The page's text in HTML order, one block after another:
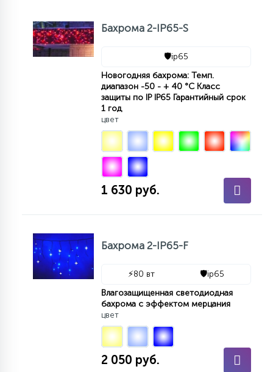
Бахрома 2-IP65-S
🛡️ip65
Новогодняя бахрома: Темп.
диапазон -50 - + 40 °С Класс
защиты по IP IP65 Гарантийный срок
1 год
цвет
1 630 руб.
Бахрома 2-IP65-F
⚡80 вт 🛡️ip65
Влагозащищенная светодиодная
бахрома с эффектом мерцания
цвет
2 050 руб.